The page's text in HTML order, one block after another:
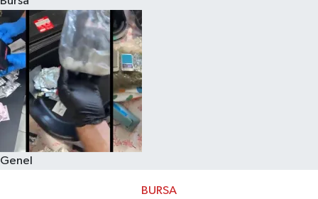
Genel
BURSA
Eğitim
Sağlık
Dünya
Magazin